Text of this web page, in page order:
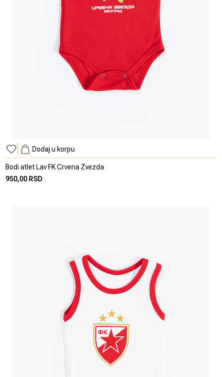
Dodaj u korpu
Bodi atlet Lav FK Crvena Zvezda
950,00 RSD